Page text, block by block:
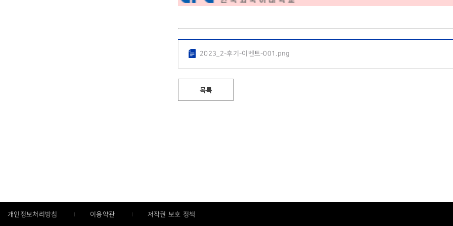
2023_2-후기-이벤트-001.png
목록
개인정보처리방침 이용약관 저작권 보호 정책